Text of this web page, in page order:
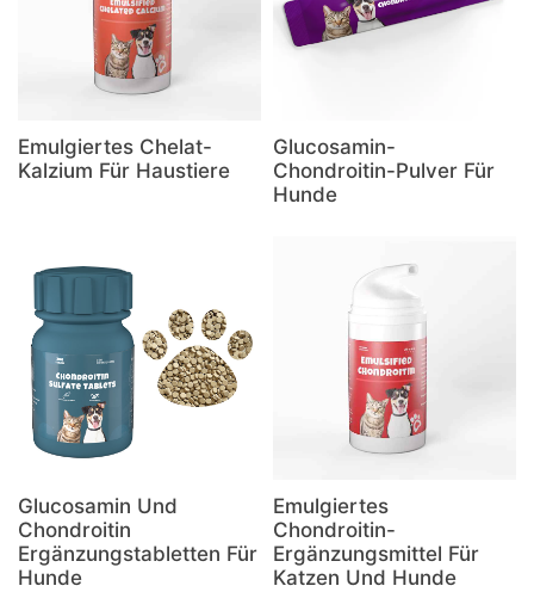
Emulgiertes Chelat-
Kalzium Für Haustiere
Glucosamin-
Chondroitin-Pulver Für
Hunde
Glucosamin Und
Chondroitin
Ergänzungstabletten Für
Hunde
Emulgiertes
Chondroitin-
Ergänzungsmittel Für
Katzen Und Hunde